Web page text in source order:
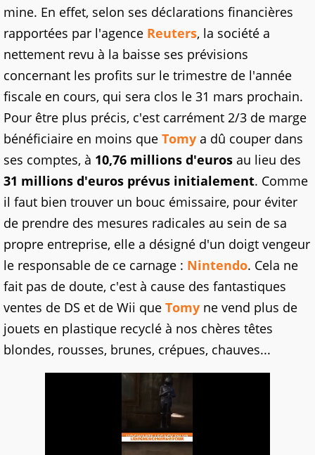
mine. En effet, selon ses déclarations financières
rapportées par l'agence Reuters, la société a
nettement revu à la baisse ses prévisions
concernant les profits sur le trimestre de l'année
fiscale en cours, qui sera clos le 31 mars prochain.
Pour être plus précis, c'est carrément 2/3 de marge
bénéficiaire en moins que Tomy a dû couper dans
ses comptes, à 10,76 millions d'euros au lieu des
31 millions d'euros prévus initialement. Comme
il faut bien trouver un bouc émissaire, pour éviter
de prendre des mesures radicales au sein de sa
propre entreprise, elle a désigné d'un doigt vengeur
le responsable de ce carnage : Nintendo. Cela ne
fait pas de doute, c'est à cause des fantastiques
ventes de DS et de Wii que Tomy ne vend plus de
jouets en plastique recyclé à nos chères têtes
blondes, rousses, brunes, crépues, chauves...